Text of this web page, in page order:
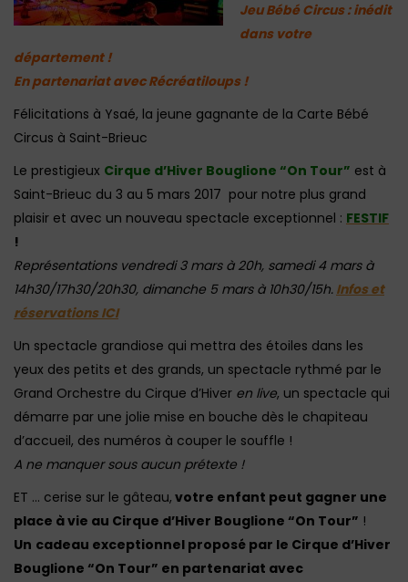
Jeu Bébé Circus : inédit
dans votre
département !
En partenariat avec Récréatiloups !
Félicitations à Ysaé, la jeune gagnante de la Carte Bébé
Circus à Saint-Brieuc
Le prestigieux Cirque d’Hiver Bouglione “On Tour” est à
Saint-Brieuc du 3 au 5 mars 2017 pour notre plus grand
plaisir et avec un nouveau spectacle exceptionnel : FESTIF
!
Représentations vendredi 3 mars à 20h, samedi 4 mars à
14h30/17h30/20h30, dimanche 5 mars à 10h30/15h. Infos et
réservations ICI
Un spectacle grandiose qui mettra des étoiles dans les
yeux des petits et des grands, un spectacle rythmé par le
Grand Orchestre du Cirque d’Hiver en live, un spectacle qui
démarre par une jolie mise en bouche dès le chapiteau
d’accueil, des numéros à couper le souffle !
A ne manquer sous aucun prétexte !
ET … cerise sur le gâteau, votre enfant peut gagner une
place à vie au Cirque d’Hiver Bouglione “On Tour” !
Un cadeau exceptionnel proposé par le Cirque d’Hiver
Bouglione “On Tour” en partenariat avec